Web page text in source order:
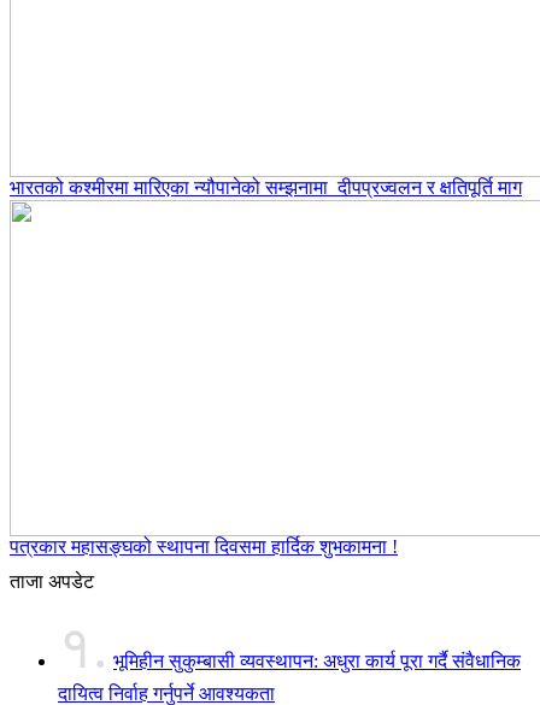
भारतको कश्मीरमा मारिएका न्यौपानेको सम्झनामा दीपप्रज्वलन र क्षतिपूर्ति माग
पत्रकार महासङ्घको स्थापना दिवसमा हार्दिक शुभकामना !
ताजा अपडेट
१. भूमिहीन सुकुम्बासी व्यवस्थापन: अधुरा कार्य पूरा गर्दै संवैधानिक
दायित्व निर्वाह गर्नुपर्ने आवश्यकता